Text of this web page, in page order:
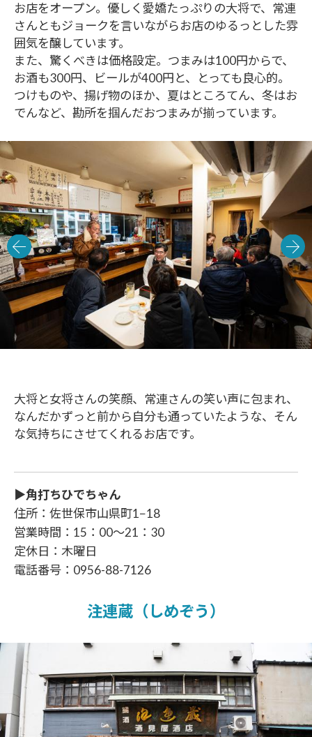
お店をオープン。優しく愛嬌たっぷりの大将で、常連
さんともジョークを言いながらお店のゆるっとした雰
囲気を醸しています。
また、驚くべきは価格設定。つまみは100円からで、
お酒も300円、ビールが400円と、とっても良心的。
つけものや、揚げ物のほか、夏はところてん、冬はお
でんなど、勘所を掴んだおつまみが揃っています。
大将と女将さんの笑顔、常連さんの笑い声に包まれ、
なんだかずっと前から自分も通っていたような、そん
な気持ちにさせてくれるお店です。
▶角打ちひでちゃん
住所：佐世保市山県町1−18
営業時間：15：00～21：30
定休日：木曜日
電話番号： 0956-88-7126
注連蔵（しめぞう）